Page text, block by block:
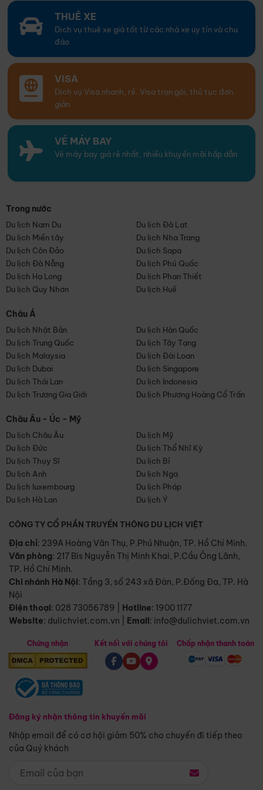
THUÊ XE
Dịch vụ thuê xe giá tốt từ các nhà xe uy tín và chu
đáo
VISA
Dịch vụ Visa nhanh, rẻ. Visa trọn gói, thủ tục đơn
giản
VÉ MÁY BAY
Vé máy bay giá rẻ nhất, nhiều khuyến mãi hấp dẫn
Trong nước
Du lịch Nam Du
Du lịch Đà Lạt
Du lịch Miền tây
Du lịch Nha Trang
Du lịch Côn Đảo
Du lịch Sapa
Du lịch Đà Nẵng
Du lịch Phú Quốc
Du lịch Hạ Long
Du lịch Phan Thiết
Du lịch Quy Nhơn
Du lịch Huế
Châu Á
Du lịch Nhật Bản
Du lịch Hàn Quốc
Du lịch Trung Quốc
Du lịch Tây Tạng
Du lịch Malaysia
Du lịch Đài Loan
Du lịch Dubai
Du lịch Singapore
Du lịch Thái Lan
Du lịch Indonesia
Du lịch Trương Gia Giới
Du lịch Phượng Hoàng Cổ Trấn
Châu Âu - Úc - Mỹ
Du lịch Châu Âu
Du lịch Mỹ
Du lịch Đức
Du lịch Thổ Nhĩ Kỳ
Du lịch Thụy Sĩ
Du lịch Bỉ
Du lịch Anh
Du lịch Nga
Du lịch luxembourg
Du lịch Pháp
Du lịch Hà Lan
Du lịch Ý
CÔNG TY CỔ PHẦN TRUYỀN THÔNG DU LỊCH VIỆT
Địa chỉ: 239A Hoàng Văn Thụ, P.Phú Nhuận, TP. Hồ Chí Minh.
Văn phòng: 217 Bis Nguyễn Thị Minh Khai, P.Cầu Ông Lãnh,
TP. Hồ Chí Minh.
Chi nhánh Hà Nội: Tầng 3, số 243 xã Đàn, P.Đống Đa, TP. Hà
Nội
Điện thoại: 028 73056789 Hotline: 1900 1177
Website: dulichviet.com.vn Email: info@dulichviet.com.vn
Chứng nhận
Đăng ký nhận thông tin khuyến mãi
Nhập email để có cơ hội giảm 50% cho chuyến đi tiếp theo
của Quý khách
Kết nối với chúng tôi Chấp nhận thanh toán